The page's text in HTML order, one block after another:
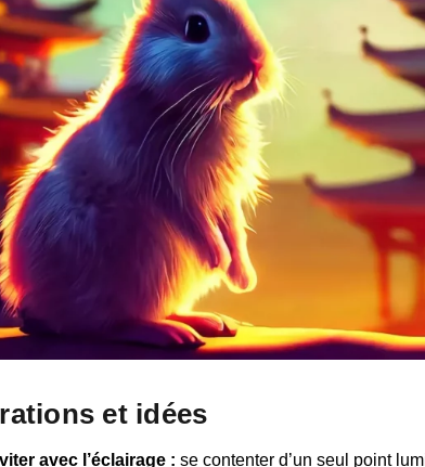
et idées
avec l’éclairage : se contenter d’un seul point